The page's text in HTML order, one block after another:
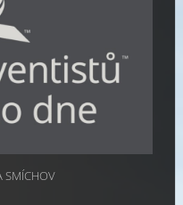
SMÍCHOV